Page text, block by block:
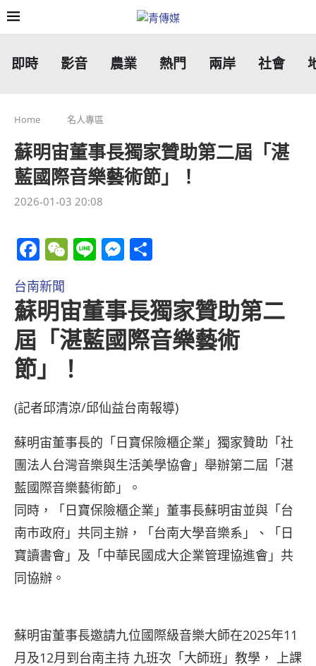
即時 影音 農業 熱門 兩岸 社會
Home 名人專區
蘇明宙董事長獨家贊助第二屆「湛
藍國際音樂藝術節」！
2026-01-03 20:08
Facebook
WeChat
LineMessenger
台南新聞
蘇明宙董事長獨家贊助第二
屆「湛藍國際音樂藝術
節」！
(記者邱清涼/邱仙益台南報導)
蘇明宙董事長的「日寶保險櫃企業」獨家贊助「社
團法人台灣音樂與生活美學協會」舉辦第二屆「湛
藍國際音樂藝術節」。
同時，「日寶保險櫃企業」董事長蘇明宙並與「台
南市政府」共同主辦，「台南大學音樂系」、「日
寶讀書會」及「中華民國成大企業管理協進會」共
同協辦。
蘇明宙董事長邀請九位國際級音樂大師在2025年11
月及12月到台南主持 九班次「大師班」教學， 上課